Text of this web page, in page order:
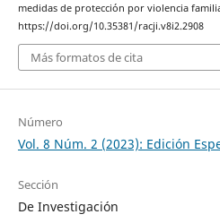
medidas de protección por violencia
https://doi.org/10.35381/racji.v8i2.2908
Más formatos de cita
Número
Vol. 8 Núm. 2 (2023): Edición
Sección
De Investigación